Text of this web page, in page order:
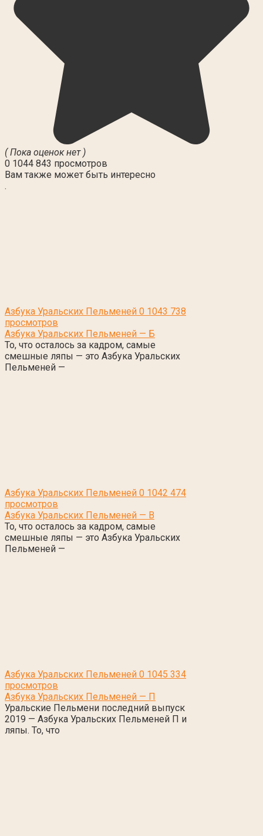
( Пока оценок нет )
0 1044 843 просмотров
Вам также может быть интересно
.
Азбука Уральских Пельменей 0 1043 738
просмотров
Азбука Уральских Пельменей — Б
То, что осталось за кадром, самые
смешные ляпы — это Азбука Уральских
Пельменей —
Азбука Уральских Пельменей 0 1042 474
просмотров
Азбука Уральских Пельменей — В
То, что осталось за кадром, самые
смешные ляпы — это Азбука Уральских
Пельменей —
Азбука Уральских Пельменей 0 1045 334
просмотров
Азбука Уральских Пельменей — П
Уральские Пельмени последний выпуск
2019 — Азбука Уральских Пельменей П и
ляпы. То, что